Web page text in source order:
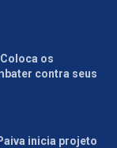
Coloca os
contra seus
inicia projeto